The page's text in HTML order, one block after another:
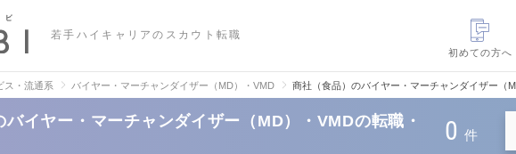
若手ハイキャリアのスカウト転職
初めての方へ
ス・流通系 バイヤー・マーチャンダイザー（MD）・VMD 商社（食品）のバイヤー・マーチャンダイザー（
バイヤー・マーチャンダイザー（MD）・VMDの転職・
0 件